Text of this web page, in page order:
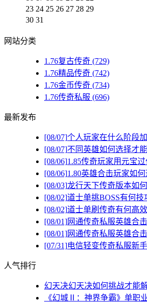
23 24 25 26 27 28 29
30 31
网站分类
1.76复古传奇 (729)
1.76精品传奇 (742)
1.76金币传奇 (734)
1.76传奇私服 (696)
最新发布
[08/07]个人玩家在什么阶段
[08/07]不同英雄如何选择才
[08/06]1.85传奇玩家用元宝
[08/06]1.80英雄合击玩家如
[08/03]龙行天下传奇版本如
[08/02]道士单挑BOSS有何技
[08/02]道士单刷传奇有何高效
[08/01]网通传奇私服英雄合
[08/01]网通传奇私服英雄合
[07/31]电信轻变传奇私服新
人气排行
幻天决幻天决如何挑战才能
《幻城Ⅱ：神界争霸》单职